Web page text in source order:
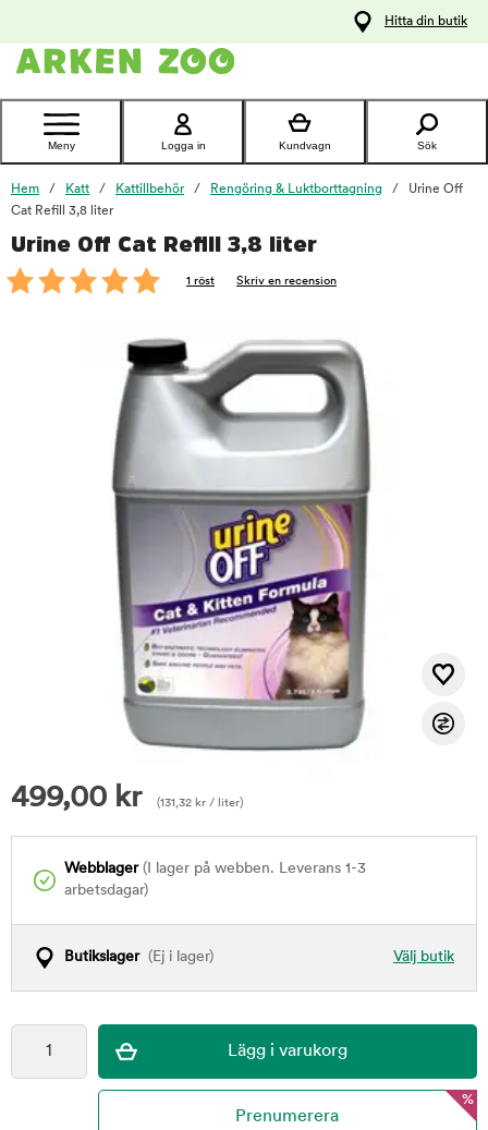
Kontakta
Hitta din butik
Meny Logga in Kundvagn Sök
Hem Katt Kattillbehör Rengöring & Luktborttagning
Urine Off
Cat Refill 3,8 liter
Urine Off Cat Refill 3,8 liter
1 röst Skriv en recension
499,00 kr (131,32 kr / liter)
Webblager(I lager på webben. Leverans 1-3
arbetsdagar)
Välj butik
Butikslager(Ej i lager)
foo
%